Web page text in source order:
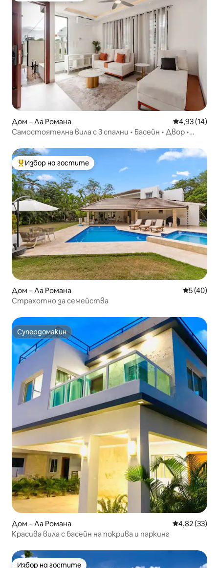
Дом – Ла Романа Средна
4,93 (14)
Самостоятелна вила с 3 спални • Басейн • Двор •
Най-популярен избор на гостите
Избор на гостите
Дом – Ла Романа Средна
5 (40)
Страхотно за семейства
Супердомакин
Супердомакин
Дом – Ла Романа Средна
4,82 (33)
Красива вила с басейн на покрива и паркинг
Избор на гостите